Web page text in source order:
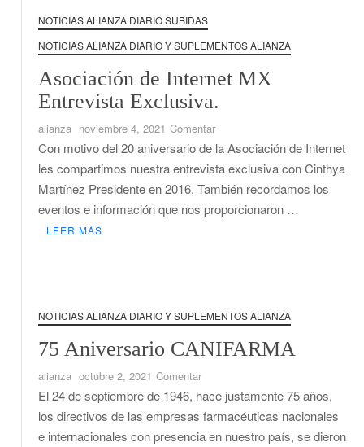
NOTICIAS ALIANZA DIARIO SUBIDAS
NOTICIAS ALIANZA DIARIO Y SUPLEMENTOS ALIANZA
Asociación de Internet MX
Entrevista Exclusiva.
alianza noviembre 4, 2021 Comentaren
Asociación
MX
Entrevista
Con motivo del 20 aniversario de la Asociación de Internet
les compartimos nuestra entrevista exclusiva con Cinthya
Martínez Presidente en 2016. También recordamos los
eventos e información que nos proporcionaron …
LEER MÁS
NOTICIAS ALIANZA DIARIO Y SUPLEMENTOS ALIANZA
75 Aniversario CANIFARMA
alianza octubre 2, 2021 Comentaren
75
Aniversario
El 24 de septiembre de 1946, hace justamente 75 años,
los directivos de las empresas farmacéuticas nacionales
e internacionales con presencia en nuestro país, se dieron